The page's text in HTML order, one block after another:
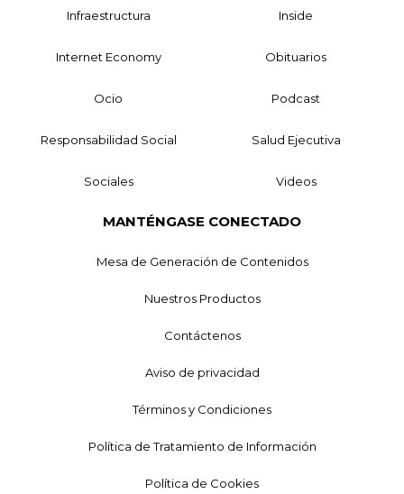
Infraestructura Inside
Internet Economy Obituarios
Ocio Podcast
Responsabilidad Social Salud Ejecutiva
Sociales Videos
MANTÉNGASE CONECTADO
Mesa de Generación de Contenidos
Nuestros Productos
Contáctenos
Aviso de privacidad
Términos y Condiciones
Política de Tratamiento de Información
Política de Cookies